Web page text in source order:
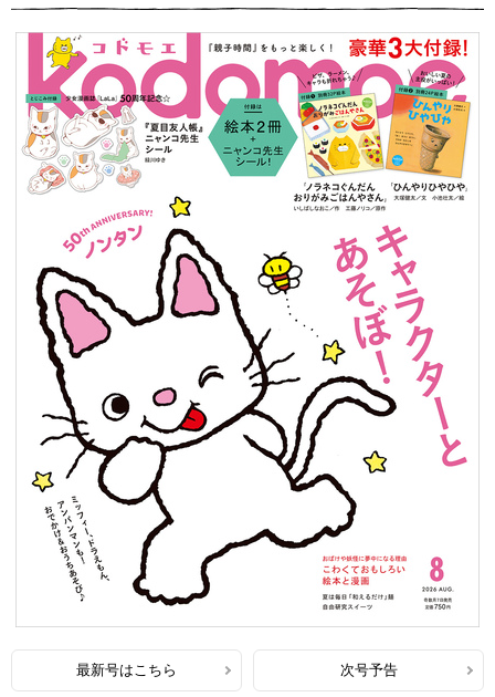
最新号はこちら 次号予告